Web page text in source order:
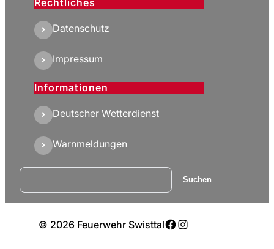
Datenschutz
Impressum
Informationen
Deutscher Wetterdienst
Warnmeldungen
Suchen Suchen
© 2026 Feuerwehr SwisttalFacebook
Instagram